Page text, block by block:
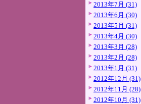
2013年7月 (31)
2013年6月 (30)
2013年5月 (31)
2013年4月 (30)
2013年3月 (28)
2013年2月 (28)
2013年1月 (31)
2012年12月 (31)
2012年11月 (28)
2012年10月 (31)